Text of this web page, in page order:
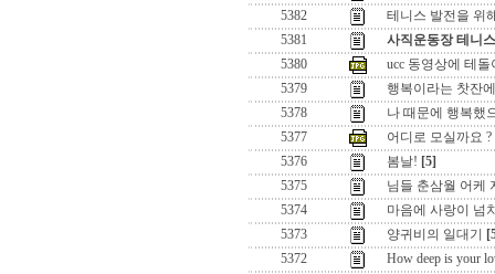
5382
테니스 발전을 위
5381
사직운동장 테니
5380
ucc 동영상에 테돌
5379
행복이라는 찻잔
5378
나 때문에 행복했
5377
어디로 모실까요 ?
5376
봄날! [5]
5375
님들 춘삼월 어케
5374
마음에 사랑이 넘
5373
양귀비의 일대기
5372
How deep is your